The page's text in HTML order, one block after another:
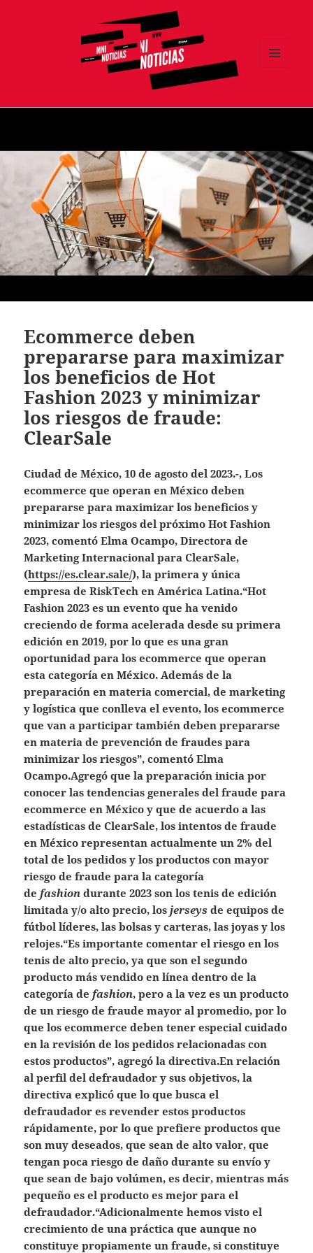
Ecommerce deben
prepararse para maximizar
los beneficios de Hot
Fashion 2023 y minimizar
los riesgos de fraude:
ClearSale
Ciudad de México, 10 de agosto del 2023.-, Los
ecommerce que operan en México deben
prepararse para maximizar los beneficios y
minimizar los riesgos del próximo Hot Fashion
2023, comentó Elma Ocampo, Directora de
Marketing Internacional para ClearSale,
(https://es.clear.sale/), la primera y única
empresa de RiskTech en América Latina.“Hot
Fashion 2023 es un evento que ha venido
creciendo de forma acelerada desde su primera
edición en 2019, por lo que es una gran
oportunidad para los ecommerce que operan
esta categoría en México. Además de la
preparación en materia comercial, de marketing
y logística que conlleva el evento, los ecommerce
que van a participar también deben prepararse
en materia de prevención de fraudes para
minimizar los riesgos”, comentó Elma
Ocampo.Agregó que la preparación inicia por
conocer las tendencias generales del fraude para
ecommerce en México y que de acuerdo a las
estadísticas de ClearSale, los intentos de fraude
en México representan actualmente un 2% del
total de los pedidos y los productos con mayor
riesgo de fraude para la categoría
de fashion durante 2023 son los tenis de edición
limitada y/o alto precio, los jerseys de equipos de
fútbol líderes, las bolsas y carteras, las joyas y los
relojes.“Es importante comentar el riesgo en los
tenis de alto precio, ya que son el segundo
producto más vendido en línea dentro de la
categoría de fashion, pero a la vez es un producto
de un riesgo de fraude mayor al promedio, por lo
que los ecommerce deben tener especial cuidado
en la revisión de los pedidos relacionadas con
estos productos”, agregó la directiva.En relación
al perfil del defraudador y sus objetivos, la
directiva explicó que lo que busca el
defraudador es revender estos productos
rápidamente, por lo que prefiere productos que
son muy deseados, que sean de alto valor, que
tengan poca riesgo de daño durante su envío y
que sean de bajo volúmen, es decir, mientras más
pequeño es el producto es mejor para el
defraudador.“Adicionalmente hemos visto el
crecimiento de una práctica que aunque no
constituye propiamente un fraude, si constituye